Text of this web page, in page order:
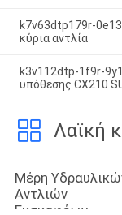
k7v63dtp179r-
κύρια αντλία
k3v112dtp-1f9r-
υπόθεσης CX210
Λαϊκή
Μέρη
Αντλιών
Εκσκαφέων